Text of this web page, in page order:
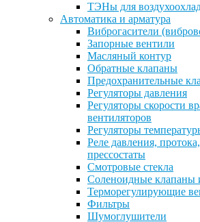
ТЭНы для
Автоматика и арматура
Виброгасители
Запорные вентили
Масляный контур
Обратные клапаны
Предохранительные
Регуляторы давления
Регуляторы скорости
вентиляторов
Регуляторы
Реле давления,
прессостаты
Смотровые стекла
Соленоидные клапаны
Терморегулирующие
Фильтры
Шумоглушители